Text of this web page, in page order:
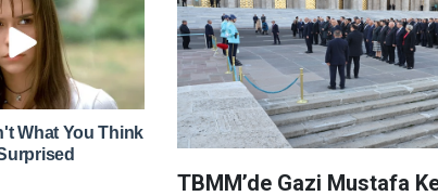
TBMM’de Gazi Mustafa